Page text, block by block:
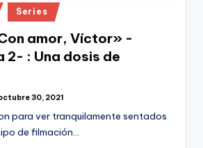
Series
amor, Víctor» -
2- : Una dosis de
30, 2021
para ver tranquilamente sentados
de filmación…